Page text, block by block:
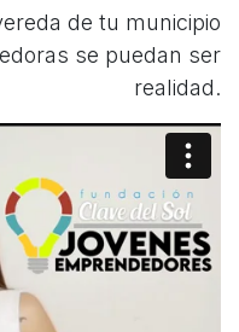
de tu municipio
se puedan ser
realidad.